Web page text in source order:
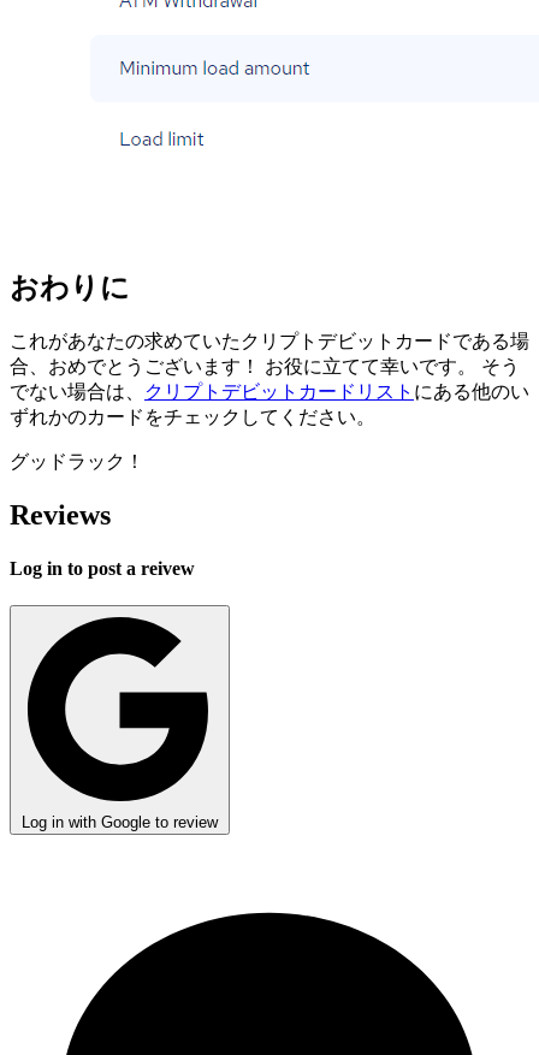
おわりに
これがあなたの求めていたクリプトデビットカードである場
合、おめでとうございます！ お役に立てて幸いです。 そう
でない場合は、
クリプトデビットカードリスト にある他のい
ずれかのカードをチェックしてください。
グッドラック！
Reviews
Log in to post a reivew
Log in with Google to review